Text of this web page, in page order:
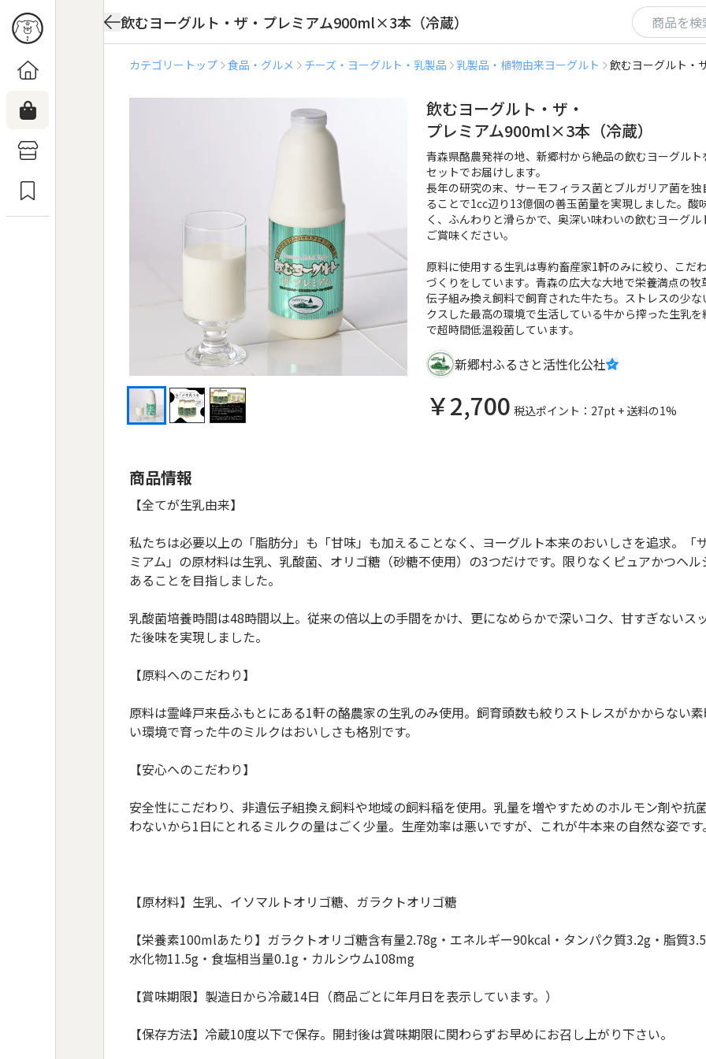
飲むヨーグルト・ザ・プレミアム900ml×3本（冷蔵）
カテゴリートップ 食品・グルメ チーズ・ヨーグルト・乳製品 乳製品・植物由来ヨーグルト 飲むヨーグルト・
飲むヨーグルト・ザ・
プレミアム900ml×3本（冷蔵）
青森県酪農発祥の地、新郷村から絶品の飲むヨーグルト
セットでお届けします。
長年の研究の末、サーモフィラス菌とブルガリア菌を独
ることで1cc辺り13億個の善玉菌量を実現しました。酸
く、ふんわりと滑らかで、奥深い味わいの飲むヨーグル
ご賞味ください。
原料に使用する生乳は専約畜産家1軒のみに絞り、こだ
づくりをしています。青森の広大な大地で栄養満点の牧
伝子組み換え飼料で飼育された牛たち。ストレスの少な
クスした最高の環境で生活している牛から搾った生乳
で超時間低温殺菌しています。
新郷村ふるさと活性化公社
￥2,700 税込ポイント： 27pt + 送料の1%
商品情報
【全てが生乳由来】
私たちは必要以上の「脂肪分」も「甘味」も加えることなく、ヨーグルト本来のおいしさを追求。「
ミアム」の原材料は生乳、乳酸菌、オリゴ糖（砂糖不使用）の3つだけです。限りなくピュアかつヘル
あることを目指しました。
乳酸菌培養時間は48時間以上。従来の倍以上の手間をかけ、更になめらかで深いコク、甘すぎないス
た後味を実現しました。
【原料へのこだわり】
原料は霊峰戸来岳ふもとにある1軒の酪農家の生乳のみ使用。飼育頭数も絞りストレスがかからない
い環境で育った牛のミルクはおいしさも格別です。
【安心へのこだわり】
安全性にこだわり、非遺伝子組換え飼料や地域の飼料稲を使用。乳量を増やすためのホルモン剤や抗
わないから1日にとれるミルクの量はごく少量。生産効率は悪いですが、これが牛本来の自然な姿です。
【原材料】生乳、イソマルトオリゴ糖、ガラクトオリゴ糖
【栄養素100mlあたり】ガラクトオリゴ糖含有量2.78g・エネルギー90kcal・タンパク質3.2g・脂質
水化物11.5g・食塩相当量0.1g・カルシウム108mg
【賞味期限】製造日から冷蔵14日（商品ごとに年月日を表示しています。）
【保存方法】冷蔵10度以下で保存。開封後は賞味期限に関わらずお早めにお召し上がり下さい。